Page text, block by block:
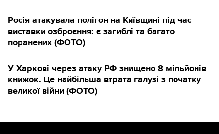
Росія атакувала полігон на Київщині під час
виставки озброєння: є загиблі та багато
поранених (ФОТО)
У Харкові через атаку РФ знищено 8 мільйонів
книжок. Це найбільша втрата галузі з початку
великої війни (ФОТО)